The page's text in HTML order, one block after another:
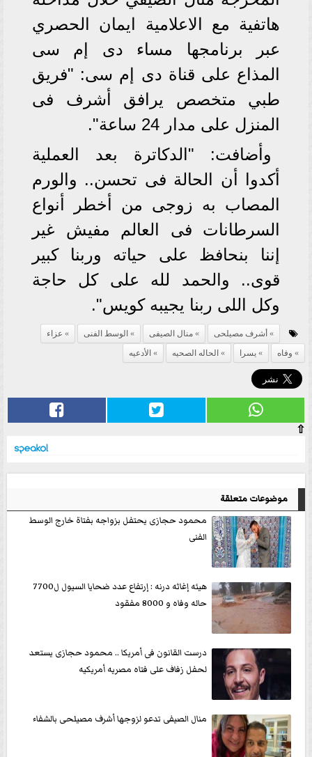
هاتفية مع الاعلامية ايمان الحصري
عبر برنامجها مساء دى إم سى
المذاع على قناة دى إم سى: "فريق
طبي متخصص يرافق أشرف فى
المنزل على مدار 24 ساعة".
وأضافت: "الدكاترة بعد العملية
أكدوا أن الحالة فى تحسن.. والورم
المصاب به زوجى من أخطر أنواع
السرطانات فى العالم مفيش غير
إننا بنحافظ على حياته وربنا كبير
قوى.. والحمد لله على كل حاجة
وكل اللى ربنا يجيبه كويس".
أشرف مصيلحى منال الصيفى الوسط الفنى
عزاء
وفاه
يسرا الحاله الصحيه الأدعيه
⇧
موضوعات متعلقة
محمود حجازى يحتفل بزواجه بفتاة خارج الوسط
الفنى
هيئه إغاثه درنه : إرتفاع عدد ضحايا السيول ل7700
حاله وفاه و 8000 مفقود
درست القانون فى أمريكا .. محمود حجازى يستعد
لحفل زفاف على فتاه مصريه أمريكيه
منال الصيفى تدعو لزوجها أشرف مصيلحى بالشفاء